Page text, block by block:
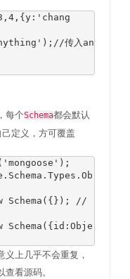
, 4 ,{ y : 'chang
); //传入an
每个Schema都会默认
己定义，方可覆盖
'mongoose' );
. Schema . Types . Ob
Schema ({});
//
Schema ({ id : Obje
上几乎不会重复，
看源码。